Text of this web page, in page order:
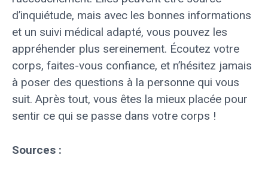
d’inquiétude, mais avec les bonnes informations
et un suivi médical adapté, vous pouvez les
appréhender plus sereinement. Écoutez votre
corps, faites-vous confiance, et n’hésitez jamais
à poser des questions à la personne qui vous
suit. Après tout, vous êtes la mieux placée pour
sentir ce qui se passe dans votre corps !
Sources :